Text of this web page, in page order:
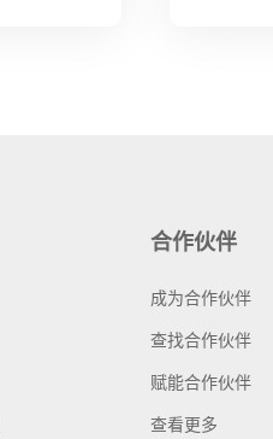
合作伙伴
成为合作伙伴
查找合作伙伴
赋能合作伙伴
查看更多